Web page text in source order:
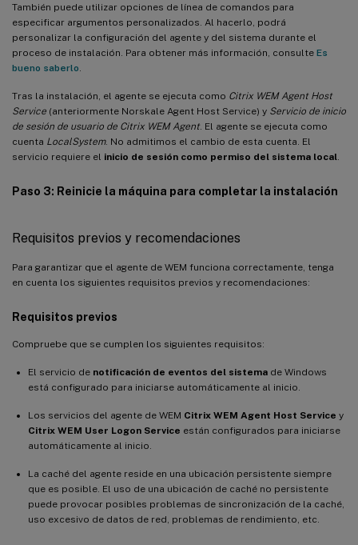
También puede utilizar opciones de línea de comandos para
especificar argumentos personalizados. Al hacerlo, podrá
personalizar la configuración del agente y del sistema durante el
proceso de instalación. Para obtener más información, consulte Es
bueno saberlo
Tras la instalación, el agente se ejecuta como Citrix WEM Agent Host
Service (anteriormente Norskale Agent Host Service) y Servicio de inicio
de sesión de usuario de Citrix WEM Agent. El agente se ejecuta como
cuenta LocalSystem. No admitimos el cambio de esta cuenta. El
servicio requiere el inicio de sesión como permiso del sistema local
Paso 3: Reinicie la máquina para completar la instalación
Requisitos previos y recomendaciones
Para garantizar que el agente de WEM funciona correctamente, tenga
en cuenta los siguientes requisitos previos y recomendaciones:
Requisitos previos
Compruebe que se cumplen los siguientes requisitos:
El servicio de notificación de eventos del sistema de Windows
está configurado para iniciarse automáticamente al inicio.
Los servicios del agente de WEM Citrix WEM Agent Host Service y
Citrix WEM User Logon Service están configurados para iniciarse
automáticamente al inicio.
La caché del agente reside en una ubicación persistente siempre
que es posible. El uso de una ubicación de caché no persistente
puede provocar posibles problemas de sincronización de la caché,
uso excesivo de datos de red, problemas de rendimiento, etc.